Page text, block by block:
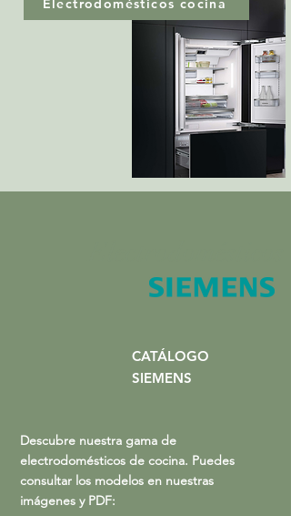
Electrodomésticos cocina
CATÁLOGO
SIEMENS
Descubre nuestra gama de
electrodomésticos de cocina. Puedes
consultar los modelos en nuestras
imágenes y PDF: